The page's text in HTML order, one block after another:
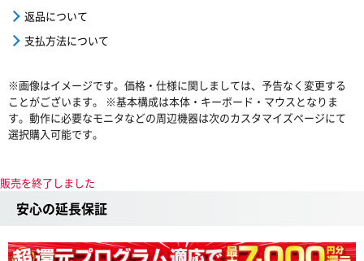
返品について
支払方法について
※画像はイメージです。価格・仕様に関しましては、予告なく変更する
ことがございます。 ※基本構成は本体・キーボード・マウスとなりま
す。動作に必要なモニタなどの周辺機器は次のカスタマイズページにて
選択購入可能です。
販売を終了しました
安心の延長保証